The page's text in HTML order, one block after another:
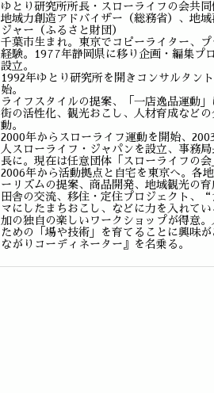
ゆとり研究所所長・スローライフの会共同
地域力創造アドバイザー（総務省）、地域
ジャー（ふるさと財団）
千葉市生まれ。東京でコピーライター、プ
経験。1977年静岡県に移り企画・編集プ
設立。
1992年ゆとり研究所を開きコンサルタン
始。
ライフスタイルの提案、「一店逸品運動
街の活性化、観光おこし、人材育成など
動。
2000年からスローライフ運動を開始、
人スローライフ・ジャパンを設立、事務
長に。現在は任意団体「スローライフの会
2006年から活動拠点と自宅を東京へ。各
ーリズムの提案、商品開発、地域観光の育
田舎の交流、移住・定住プロジェクト、
マにしたまちおこし、などに力を入れて
加の独自の楽しいワークショップが得意。
ための「場や技術」を育てることに興味
ながりコーディネーター』を名乗る。